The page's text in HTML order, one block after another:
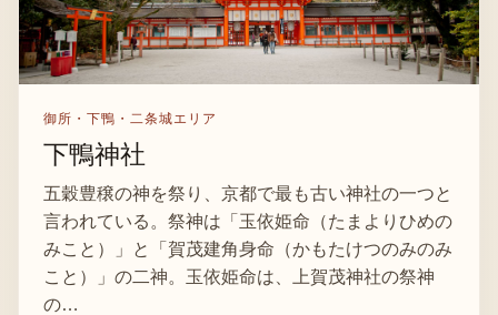
御所・下鴨・二条城エリア
下鴨神社
五穀豊穣の神を祭り、京都で最も古い神社の一つと
言われている。祭神は「玉依姫命（たまよりひめの
みこと）」と「賀茂建角身命（かもたけつのみのみ
こと）」の二神。玉依姫命は、上賀茂神社の祭神
の…